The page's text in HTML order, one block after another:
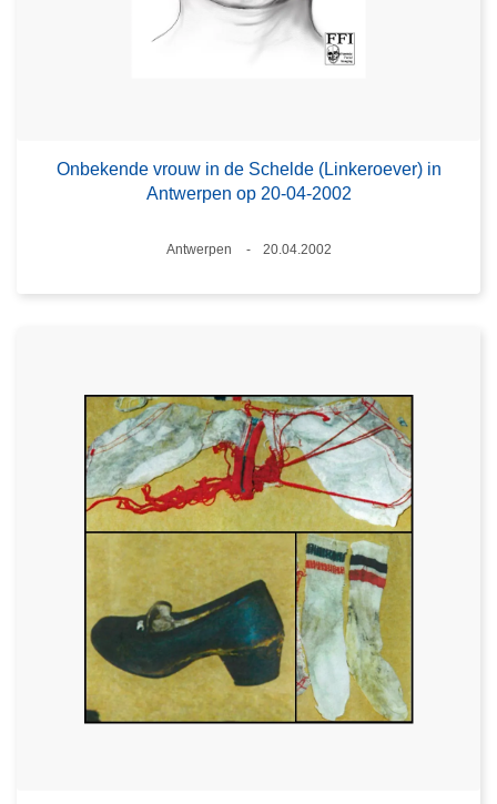
Onbekende vrouw in de Schelde (Linkeroever) in
Antwerpen op 20-04-2002
Plaats
Antwerpen
20.04.2002